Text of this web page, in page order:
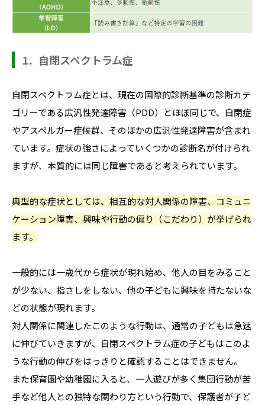
1．自閉スペクトラム症
自閉スペクトラム症とは、現在の国際的診断基準の診断カテ
ゴリーである広汎性発達障害（PDD）とほぼ同じで、自閉症
やアスペルガー症候群、そのほかの広汎性発達障害が含まれ
ています。症状の強さによっていくつかの診断名が付けられ
ますが、本質的には同じ障害であると考えられています。
典型的な症状としては、相互的な対人関係の障害、コミュニ
ケーション障害、興味や行動の偏り（こだわり）が挙げられ
ます。
一般的には一歳代から症状が現れ始め、他人の目をみること
が少ない、指さしをしない、他の子どもに興味を持たないな
どの状態が現れます。
対人関係に関連したこのような行動は、通常の子どもは急速
に伸びていきますが、自閉スペクトラム症の子どもはこのよ
うな行動の伸びをはっきりと確認することはできません。
また保育園や幼稚園に入ると、一人遊びが多く集団行動が苦
手など他人との独特な関わり方という行動で、保護者が子ど